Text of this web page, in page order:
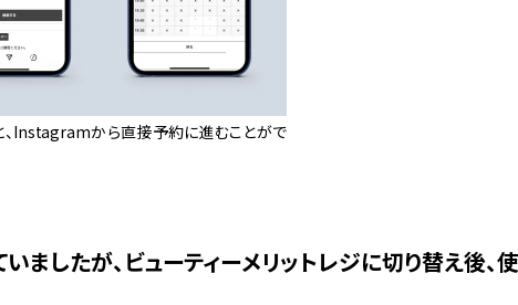
Instagramから直接予約に進むことがで
したが、ビューティーメリットレジに切り替え後、